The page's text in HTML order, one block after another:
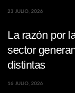
23 JULIO, 2026
La razón por
sector
distintas
16 JULIO, 2026